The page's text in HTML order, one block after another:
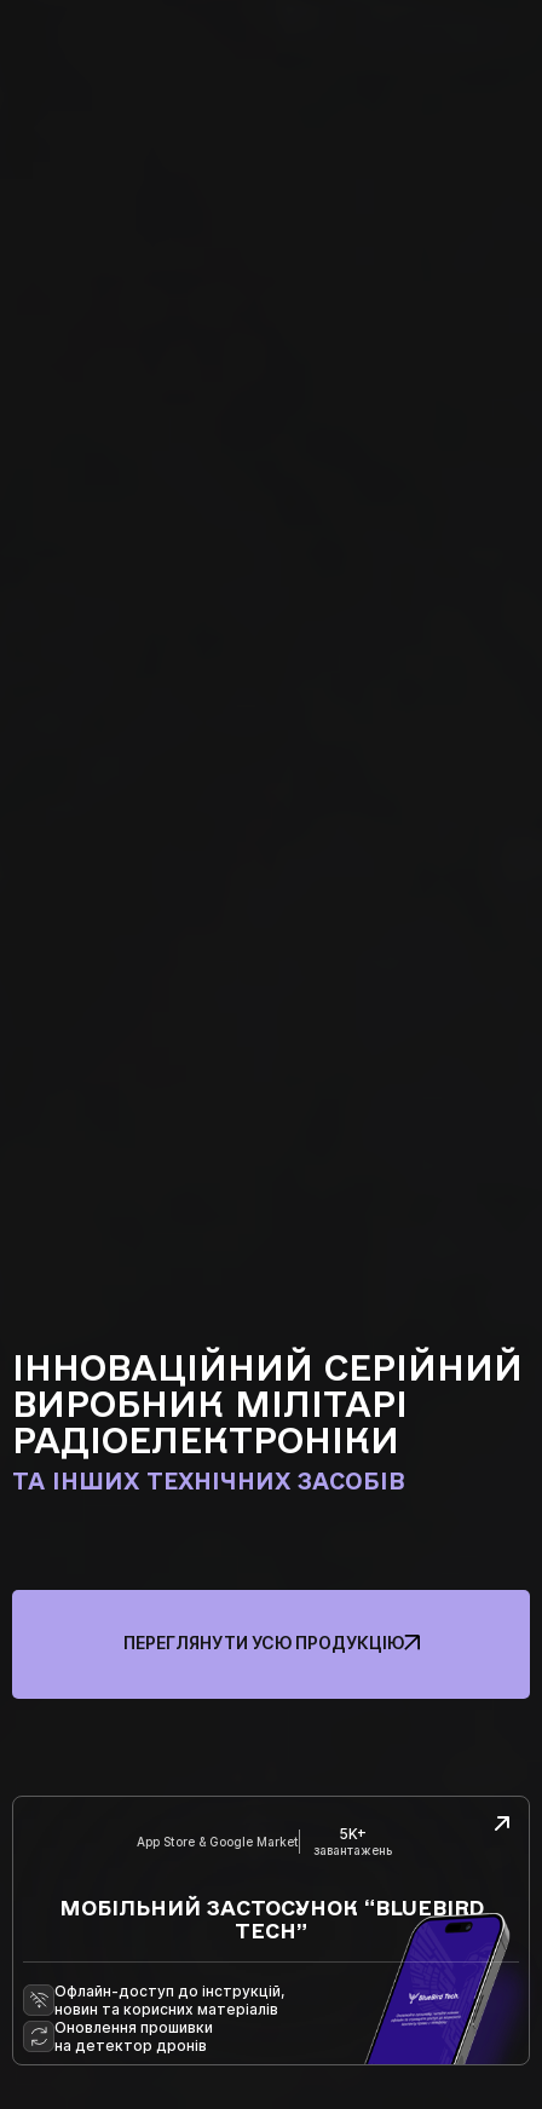
ІННОВАЦІЙНИЙ СЕРІЙНИЙ
ВИРОБНИК МІЛІТАРІ
РАДІОЕЛЕКТРОНІКИ
ТА ІНШИХ ТЕХНІЧНИХ ЗАСОБІВ
ПЕРЕГЛЯНУТИ УСЮ ПРОДУКЦІЮ
App Store & Google Market 5K+
завантажень
МОБІЛЬНИЙ ЗАСТОСУНОК “BLUEBIRD
TECH”
Оновлення прошивки
на детектор дронів
Офлайн-доступ до інструкцій,
новин та корисних матеріалів